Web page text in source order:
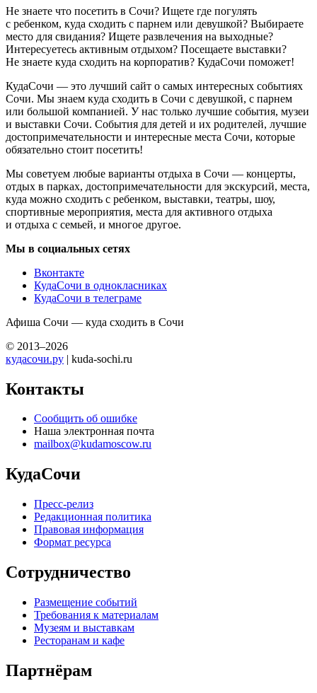
Не знаете что посетить в Сочи? Ищете где погулять
с ребенком, куда сходить с парнем или девушкой? Выбираете
место для свидания? Ищете развлечения на выходные?
Интересуетесь активным отдыхом? Посещаете выставки?
Не знаете куда сходить на корпоратив? КудаСочи поможет!
КудаСочи — это лучший сайт о самых интересных событиях
Сочи. Мы знаем куда сходить в Сочи с девушкой, с парнем
или большой компанией. У нас только лучшие события, музеи
и выставки Сочи. События для детей и их родителей, лучшие
достопримечательности и интересные места Сочи, которые
обязательно стоит посетить!
Мы советуем любые варианты отдыха в Сочи — концерты,
отдых в парках, достопримечательности для экскурсий, места,
куда можно сходить с ребенком, выставки, театры, шоу,
спортивные мероприятия, места для активного отдыха
и отдыха с семьей, и многое другое.
Мы в социальных сетях
Вконтакте
КудаСочи в однокласниках
КудаСочи в телеграме
Афиша Сочи — куда сходить в Сочи
© 2013–2026
кудасочи.ру | kuda-sochi.ru
Контакты
Сообщить об ошибке
Наша электронная почта
mailbox@kudamoscow.ru
КудаСочи
Пресс-релиз
Редакционная политика
Правовая информация
Формат ресурса
Сотрудничество
Размещение событий
Требования к материалам
Музеям и выставкам
Ресторанам и кафе
Партнёрам